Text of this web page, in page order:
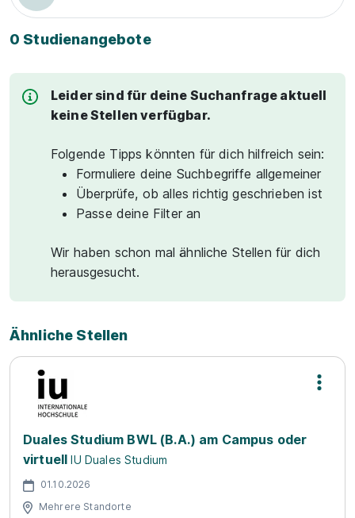
0 Studienangebote
Leider sind für deine Suchanfrage aktuell
keine Stellen verfügbar.
Folgende Tipps könnten für dich hilfreich sein:
Formuliere deine Suchbegriffe allgemeiner
Überprüfe, ob alles richtig geschrieben ist
Passe deine Filter an
Wir haben schon mal ähnliche Stellen für dich
herausgesucht.
Ähnliche Stellen
Duales Studium BWL (B.A.) am Campus oder
virtuell IU Duales Studium
01.10.2026
Mehrere Standorte